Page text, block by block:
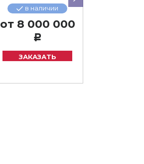
в наличии
от 8 000 000
Р
ЗАКАЗАТЬ